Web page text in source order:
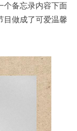
个备忘录内容下面
目做成了可爱温馨